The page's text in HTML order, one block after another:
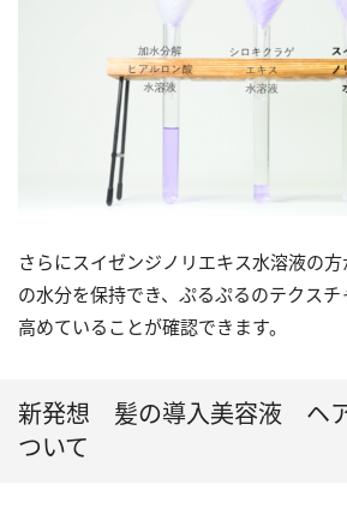
さらにスイゼンジノリエキス水溶液の
の水分を保持でき、ぷるぷるのテクス
高めていることが確認できます。
新発想 髪の導入美容液 ヘ
ついて